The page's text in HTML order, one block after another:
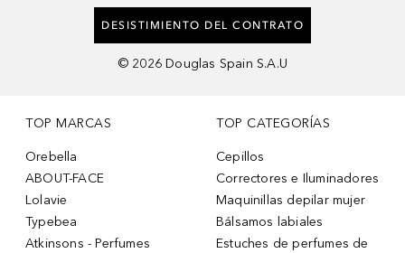
DESISTIMIENTO DEL CONTRATO
© 2026 Douglas Spain S.A.U
TOP MARCAS
Orebella
ABOUT-FACE
Lolavie
Typebea
Atkinsons - Perfumes
TOP CATEGORÍAS
Cepillos
Correctores e Iluminadores
Maquinillas depilar mujer
Bálsamos labiales
Estuches de perfumes de